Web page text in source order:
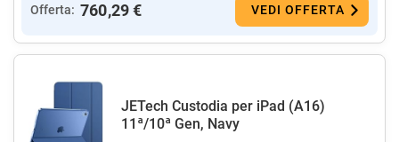
Offerta: 760,29 € VEDI OFFERTA
JETech Custodia per iPad (A16)
11ª/10ª Gen, Navy